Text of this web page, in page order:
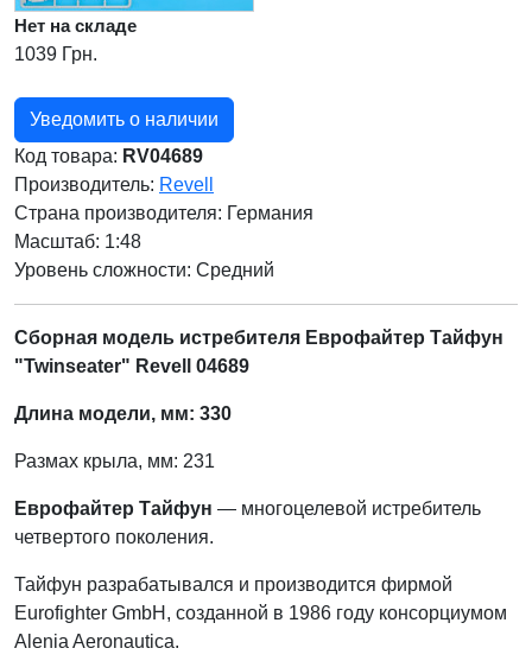
Нет на складе
1039 Грн.
Уведомить о наличии
Код товара: RV04689
Производитель: Revell
Страна производителя: Германия
Масштаб: 1:48
Уровень сложности: Cредний
Сборная модель истребителя Еврофайтер Тайфун
"Twinseater" Revell 04689
Длина модели, мм: 330
Размах крыла, мм: 231
Еврофайтер Тайфун — многоцелевой истребитель
четвертого поколения.
Тайфун разрабатывался и производится фирмой
Eurofighter GmbH, созданной в 1986 году консорциумом
Alenia Aeronautica.